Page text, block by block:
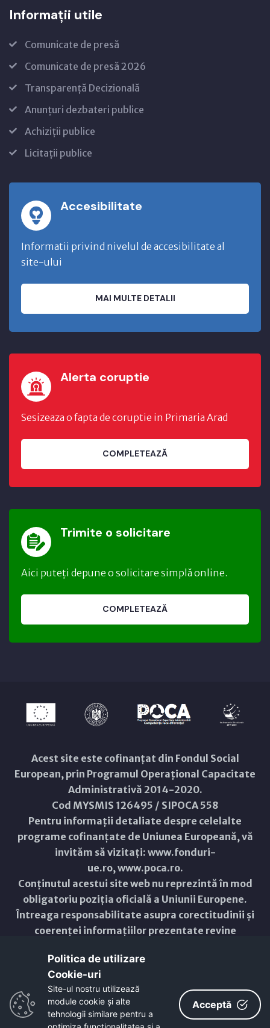
Informații utile
Comunicate de presă
Comunicate de presă 2026
Transparență Decizională
Anunțuri dezbateri publice
Achiziții publice
Licitații publice
Accesibilitate
Informatii privind nivelul de accesibilitate al
site-ului
MAI MULTE DETALII
Alerta coruptie
Sesizeaza o fapta de coruptie in Primaria Arad
COMPLETEAZĂ
Trimite o solicitare
Aici puteți depune o solicitare simplă online.
COMPLETEAZĂ
Acest site este cofinanțat din Fondul Social
European, prin Programul Operațional Capacitate
Administrativă 2014-2020.
Cod MYSMIS 126495 / SIPOCA 558
Pentru informații detaliate despre celelalte
programe cofinanțate de Uniunea Europeană, vă
invităm să vizitați: www.fonduri-
ue.ro,www.poca.ro.
Conținutul acestui site web nu reprezintă în mod
obligatoriu poziția oficială a Uniunii Europene.
Întreaga responsabilitate asupra corectitudinii și
coerenței informațiilor prezentate revine
Copyright © 2021 - 2026 -
ResponsiveVoice
Non-Commercial License
Politica de utilizare
Cookie-uri‎
Site-ul nostru utilizează
module cookie și alte
tehnologii similare pentru a
Acceptă